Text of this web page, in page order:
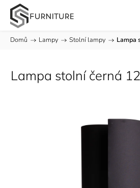
Domů / Lampy / Stolní lampy / Lampa
Lampa stolní černá